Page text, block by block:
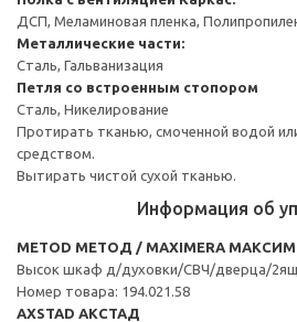
ДСП, Меламиновая пленка,
Металлические части:
Сталь, Гальванизация
Петля со встроенным стопором
Сталь, Никелирование
Протирать тканью, смоченной водой
средством.
Вытирать чистой сухой тканью.
Информация об
METOD МЕТОД / MAXIMERA
Высок шкаф д/духовки/СВЧ/дверца/2ящ
Номер товара: 194.021.58
AXSTAD АКСТАД